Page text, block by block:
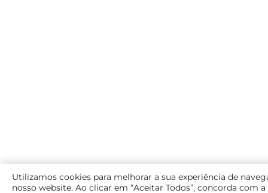
Utilizamos cookies para melhorar a sua experiência de
nosso website. Ao clicar em “Aceitar Todos”, concorda com